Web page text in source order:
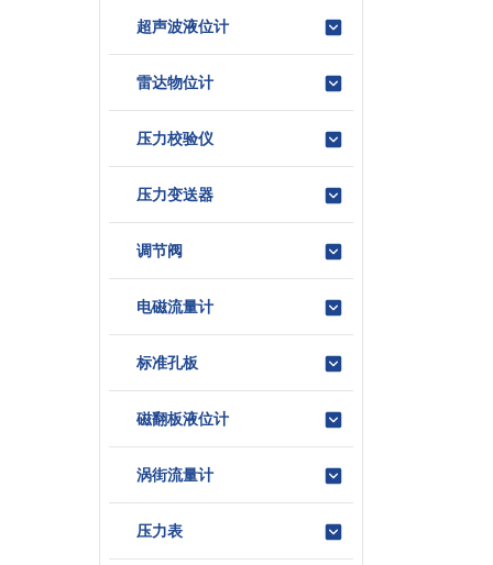
超声波液位计
雷达物位计
压力校验仪
压力变送器
调节阀
电磁流量计
标准孔板
磁翻板液位计
涡街流量计
压力表